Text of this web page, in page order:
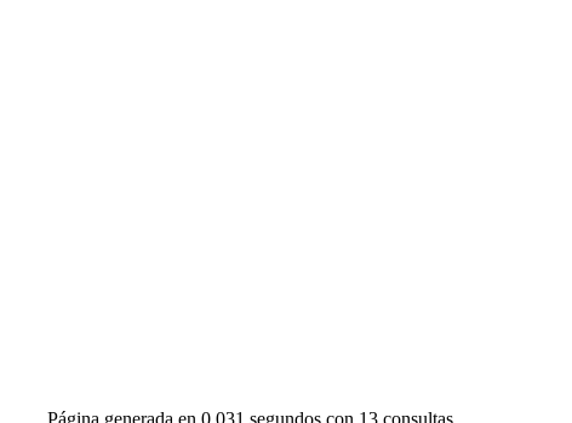
Página generada en 0.031 segundos con 13 consultas.